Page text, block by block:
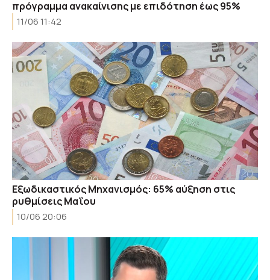
πρόγραμμα ανακαίνισης με επιδότηση έως 95%
11/06 11:42
Εξωδικαστικός Μηχανισμός: 65% αύξηση στις
ρυθμίσεις Μαΐου
10/06 20:06